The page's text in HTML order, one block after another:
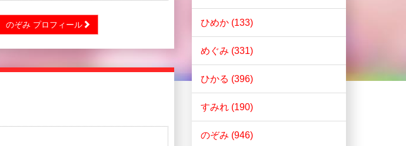
のぞみ プロフィール ひめか (133)
めぐみ (331)
ひかる (396)
すみれ (190)
のぞみ (946)